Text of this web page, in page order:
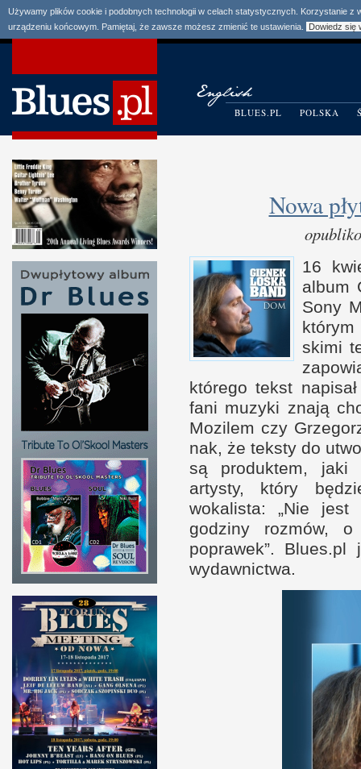
Używamy plików cookie i podobnych technologii w celach statystycznych. Korzystanie
urządzeniu końcowym. Pamiętaj, że zawsze możesz zmienić te ustawienia.
Dowiedz się
BLUES.PL POLSKA
Nowa
16
album
Sony
skimi
którego tekst
fani muzyki znają
Mozilem czy
nak, że tek­sty do
są produk­tem, jaki
artysty, który
wokalista: „Nie
godziny roz­mów, o
poprawek”.
wydawnictwa.